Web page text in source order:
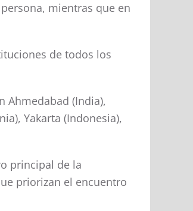
mientras que en
de todos los
Ahmedabad (India),
Yakarta (Indonesia),
principal de la
priorizan el encuentro